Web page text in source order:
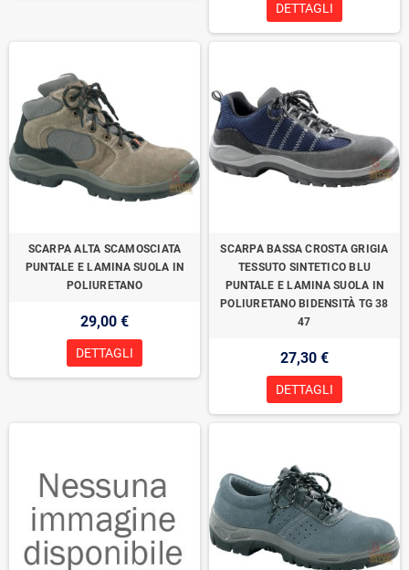
DETTAGLI
SCARPA ALTA SCAMOSCIATA
PUNTALE E LAMINA SUOLA IN
POLIURETANO
29,00 €
DETTAGLI
SCARPA BASSA CROSTA GRIGIA
TESSUTO SINTETICO BLU
PUNTALE E LAMINA SUOLA IN
POLIURETANO BIDENSITÀ TG 38
47
27,30 €
DETTAGLI